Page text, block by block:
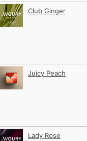
Club Ginger
Juicy Peach
Lady Rose